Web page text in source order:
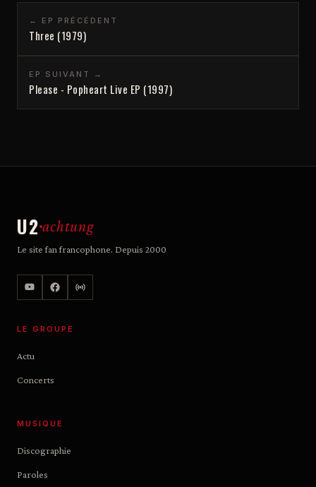
← EP PRÉCÉDENT
Three (1979)
EP SUIVANT →
Please - Popheart Live EP (1997)
U2 achtung
Le site fan francophone. Depuis 2000
LE GROUPE
Actu
Concerts
MUSIQUE
Discographie
Paroles